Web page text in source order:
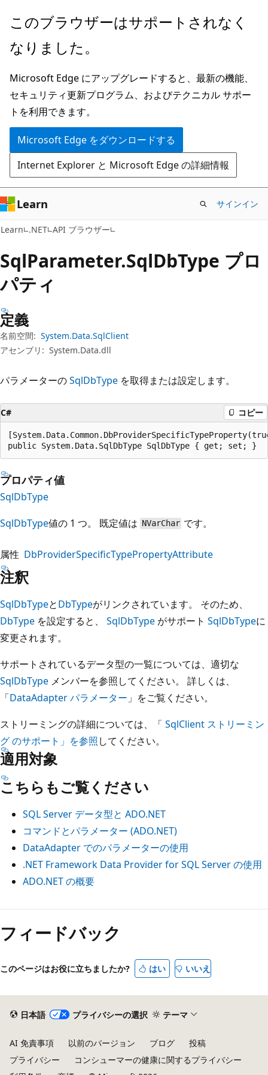
メ
ン
ン
テ
ン
ツ
に
ス
キ
ッ
プ
ペ
ジ
ナ
ビ
ゲ
ー
シ
ョ
ン
に
ス
キ
プ
このブラウザーはサポートされなく
なりました。
Microsoft Edge にアップグレードすると、最新の機能、
セキュリティ更新プログラム、およびテクニカル サポー
トを利用できます。
Microsoft Edge をダウンロードする
Internet Explorer と Microsoft Edge の詳細情報
Learn サインイン
Learn .NET API ブラウザー
SqlParameter.SqlDbType プロ
パティ
定義
名前空間: System.Data.SqlClient
アセンブリ: System.Data.dll
パラメーターのSqlDbType を取得または設定します。
C# コピー
public System.Data.SqlDbType SqlDbType { get; set; }
プロパティ値
SqlDbType
SqlDbType値の 1 つ。 既定値は NVarChar です。
属性 DbProviderSpecificTypePropertyAttribute
注釈
SqlDbTypeとDbTypeがリンクされています。 そのため、
DbType を設定すると、 SqlDbType がサポート SqlDbTypeに
変更されます。
サポートされているデータ型の一覧については、適切な
SqlDbType メンバーを参照してください。 詳しくは、
「DataAdapter パラメーター 」をご覧ください。
ストリーミングの詳細については、「 SqlClient ストリーミン
グ のサポート」を参照してください。
適用対象
こちらもご覧ください
SQL Server データ型と ADO.NET
コマンドとパラメーター (ADO.NET)
DataAdapter でのパラメーターの使用
.NET Framework Data Provider for SQL Server の使用
ADO.NET の概要
読
取
モ
フィードバック
このページはお役に立ちましたか? はい いいえ
日本語 プライバシーの選択 テーマ
AI 免責事項 以前のバージョン ブログ
投稿
プライバシー
コンシューマーの健康に関するプライバシー